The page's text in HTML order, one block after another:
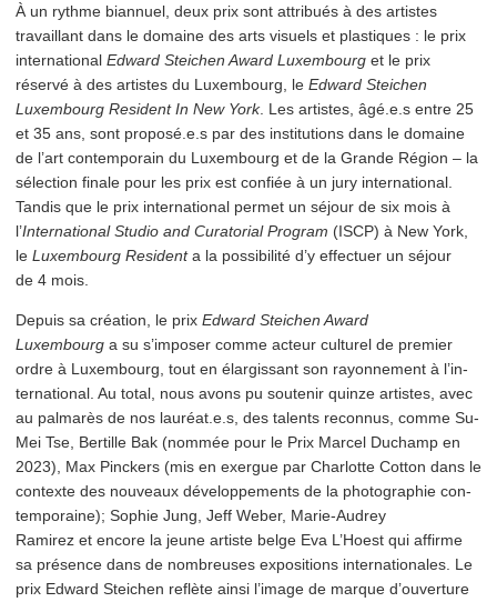
À un rythme biannuel, deux prix sont attribués à des artistes
travaillant dans le domaine des arts visuels et plastiques : le prix
inter­na­tion­al Edward Steichen Award Luxembourg et le prix
réservé à des artistes du Luxembourg, le Edward Steichen
Luxembourg Resident In New York. Les artistes, âgé.e.s entre 25
et 35 ans, sont proposé.e.s par des insti­tu­tions dans le domaine
de l’art con­tem­po­rain du Luxembourg et de la Grande Région – la
sélection finale pour les prix est confiée à un jury inter­na­tion­al.
Tandis que le prix inter­na­tion­al permet un séjour de six mois à
l’Inter­na­tion­al Studio and Curatorial Program (ISCP) à New York,
le Luxembourg Residenta la possibilité d’y effectuer un séjour
de 4 mois.
Depuis sa création, le prix Edward Steichen Award
Luxembourg a su s’imposer comme acteur culturel de premier
ordre à Luxembourg, tout en élargissant son rayonnement à l’in­
ter­na­tion­al. Au total, nous avons pu soutenir quinze artistes, avec
au palmarès de nos lauréat.e.s, des talents reconnus, comme Su-
Mei Tse, Bertille Bak (nommée pour le Prix Marcel Duchamp en
2023), Max Pinckers (mis en exergue par Charlotte Cotton dans le
contexte des nouveaux développements de la pho­togra­phie con­
tem­po­raine); Sophie Jung, Jeff Weber, Marie-Audrey
Ramirez et encore la jeune artiste belge Eva L’Hoest qui affirme
sa présence dans de nombreuses expositions inter­na­tionales. Le
prix Edward Steichen reflète ainsi l’image de marque d’ouverture